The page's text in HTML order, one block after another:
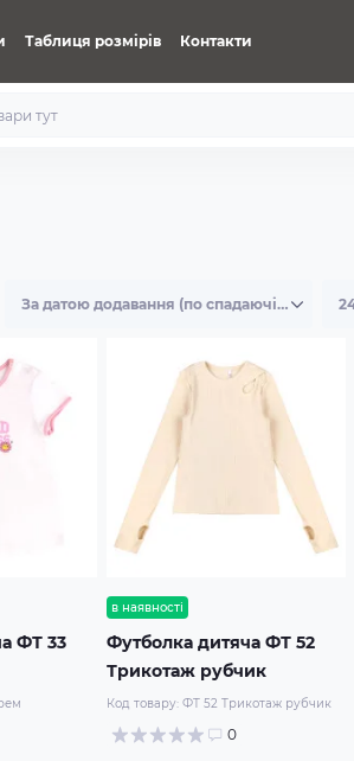
Таблиця розмірів Контакти
ФТ 33
в наявності
Футболка дитяча ФТ 52
Трикотаж рубчик
Код товару: ФТ 52 Трикотаж рубчик
0